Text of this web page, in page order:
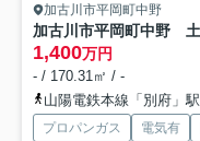
加古川市平岡町中野
加古川市平岡町中野
1,400万円
- / 170.31㎡ / -
山陽電鉄本線「別府」
プロパンガス 電気有